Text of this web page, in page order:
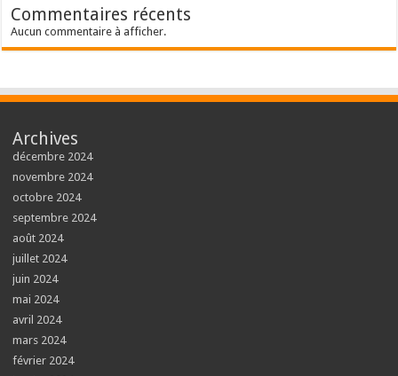
Commentaires récents
Aucun commentaire à afficher.
Archives
décembre 2024
novembre 2024
octobre 2024
septembre 2024
août 2024
juillet 2024
juin 2024
mai 2024
avril 2024
mars 2024
février 2024